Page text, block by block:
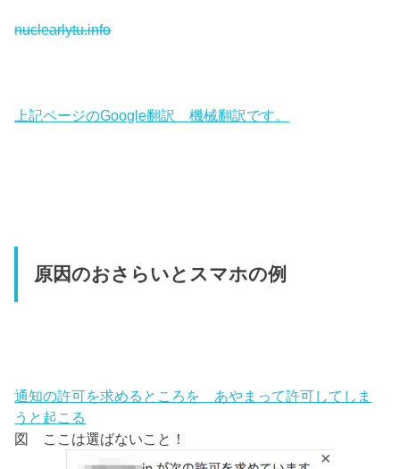
nuclearlytu.info
上記ページのGoogle翻訳 機械翻訳です。
原因のおさらいとスマホの例
通知の許可を求めるところを あやまって許可してしま
うと起こる
図 ここは選ばないこと！